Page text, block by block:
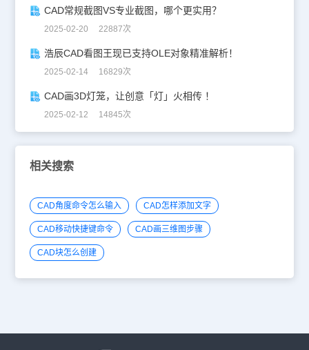
CAD常规截图VS专业截图，哪个更实用？
2025-02-20 22887次
浩辰CAD看图王现已支持OLE对象精准解析！
2025-02-14 16829次
CAD画3D灯笼，让创意「灯」火相传 ！
2025-02-12 14845次
相关搜索
CAD角度命令怎么输入 CAD怎样添加文字
CAD移动快捷键命令 CAD画三维图步骤
CAD块怎么创建